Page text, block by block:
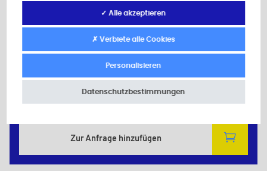
Material: Polyamid (PA)
Farbe: natur
L: 8,0
Mindestverkaufsmenge : 1000
Zur Anfrage hinzufügen
✓ Alle akzeptieren
✗ Verbiete alle Cookies
Personalisieren
Datenschutzbestimmungen